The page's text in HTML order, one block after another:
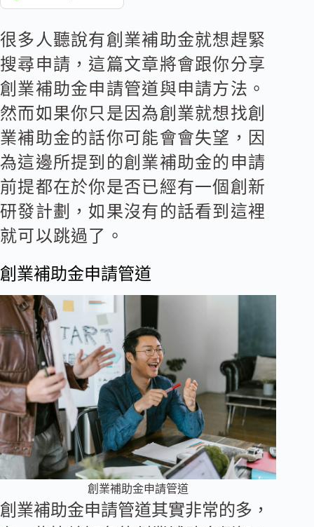
很多人聽說有創業補助金就想趕緊
搜尋申請，這篇文章將會跟你分享
創業補助金申請管道與申請方法。
然而如果你只是因為創業就想找創
業補助金的話你可能會會失望，因
為這邊所提到的創業補助金的申請
前提都在於你是否已經有一個創新
研發計劃，如果沒有的話看到這裡
就可以跳過了。
創業補助金申請管道
創業補助金申請管道
創業補助金申請管道其實非常的多，